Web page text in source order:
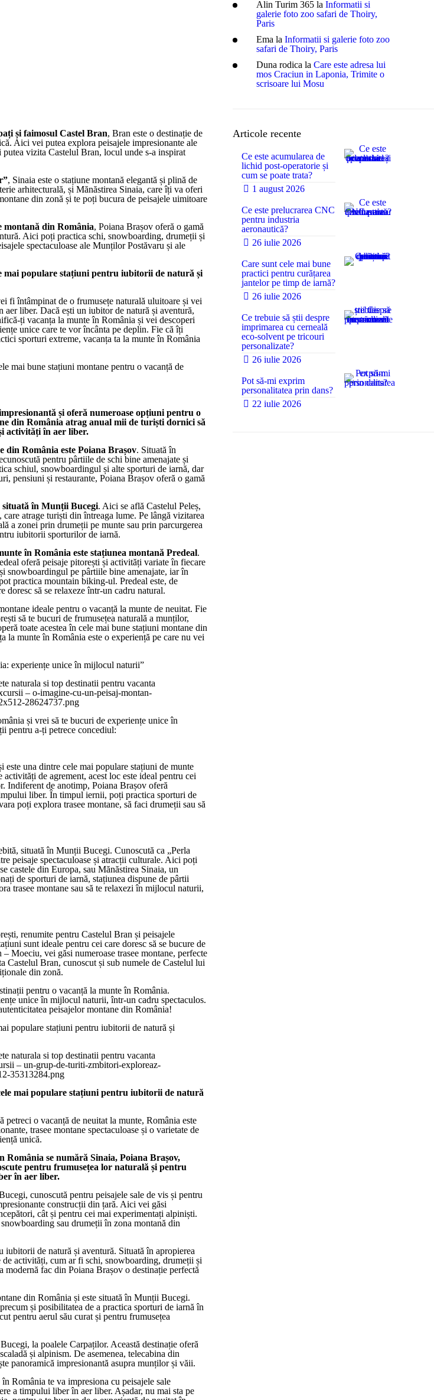
și faimosul Castel Bran, Bran este o destinație de
Aici vei putea explora peisajele impresionante ale
vizita Castelul Bran, locul unde s-a inspirat
, Sinaia este o stațiune montană elegantă și plină de
arhitecturală, și Mănăstirea Sinaia, care îți va oferi
din zonă și te poți bucura de peisajele uimitoare
montană din România, Poiana Brașov oferă o gamă
Aici poți practica schi, snowboarding, drumeții și
spectaculoase ale Munților Postăvaru și ale
mai populare stațiuni pentru iubitorii de natură și
fi întâmpinat de o frumusețe naturală uluitoare și vei
aer liber. Dacă ești un iubitor de natură și aventură,
ți vacanța la munte în România și vei descoperi
unice care te vor încânta pe deplin. Fie că îți
sporturi extreme, vacanța ta la munte în România
mai bune stațiuni montane pentru o vacanță de
și oferă numeroase opțiuni pentru o
din România atrag anual mii de turiști dornici să
activități în aer liber.
din România este Poiana Brașov. Situată în
pentru pârtiile de schi bine amenajate și
schiul, snowboardingul și alte sporturi de iarnă, dar
pensiuni și restaurante, Poiana Brașov oferă o gamă
situată în Munții Bucegi. Aici se află Castelul Peleș,
atrage turiști din întreaga lume. Pe lângă vizitarea
a zonei prin drumeții pe munte sau prin parcurgerea
iubitorii sporturilor de iarnă.
în România este stațiunea montană Predeal.
oferă peisaje pitorești și activități variate în fiecare
snowboardingul pe pârtiile bine amenajate, iar în
practica mountain biking-ul. Predeal este, de
doresc să se relaxeze într-un cadru natural.
ideale pentru o vacanță la munte de neuitat. Fie
să te bucuri de frumusețea naturală a munților,
toate acestea în cele mai bune stațiuni montane din
la munte în România este o experiență pe care nu vei
experiențe unice în mijlocul naturii”
și vrei să te bucuri de experiențe unice în
pentru a-ți petrece concediul:
una dintre cele mai populare stațiuni de munte
de agrement, acest loc este ideal pentru cei
Indiferent de anotimp, Poiana Brașov oferă
liber. În timpul iernii, poți practica sporturi de
poți explora trasee montane, să faci drumeții sau să
situată în Munții Bucegi. Cunoscută ca „Perla
peisaje spectaculoase și atracții culturale. Aici poți
castele din Europa, sau Mănăstirea Sinaia, un
de sporturi de iarnă, stațiunea dispune de pârtii
trasee montane sau să te relaxezi în mijlocul naturii,
renumite pentru Castelul Bran și peisajele
sunt ideale pentru cei care doresc să se bucure de
Moeciu, vei găsi numeroase trasee montane, perfecte
Castelul Bran, cunoscut și sub numele de Castelul lui
din zonă.
pentru o vacanță la munte în România.
unice în mijlocul naturii, într-un cadru spectaculos.
peisajelor montane din România!
populare stațiuni pentru iubitorii de natură și
mai populare stațiuni pentru iubitorii de natură
o vacanță de neuitat la munte, România este
trasee montane spectaculoase și o varietate de
unică.
se numără Sinaia, Poiana Brașov,
pentru frumusețea lor naturală și pentru
în aer liber.
cunoscută pentru peisajele sale de vis și pentru
construcții din țară. Aici vei găsi
cât și pentru cei mai experimentați alpiniști.
sau drumeții în zona montană din
iubitorii de natură și aventură. Situată în apropierea
de activități, cum ar fi schi, snowboarding, drumeții și
fac din Poiana Brașov o destinație perfectă
din România și este situată în Munții Bucegi.
și posibilitatea de a practica sporturi de iarnă în
pentru aerul său curat și pentru frumusețea
la poalele Carpaților. Această destinație oferă
și alpinism. De asemenea, telecabina din
panoramică impresionantă asupra munților și văii.
România te va impresiona cu peisajele sale
a timpului liber în aer liber. Așadar, nu mai sta pe
Alin Turim 365 la Informatii si
galerie foto zoo safari de Thoiry,
Paris
Ema la Informatii si galerie foto zoo
safari de Thoiry, Paris
Duna rodica la Care este adresa lui
mos Craciun in Laponia, Trimite o
scrisoare lui Mosu
Articole recente
Ce este acumularea de
lichid post-operatorie și
cum se poate trata?
1 august 2026
Ce este prelucrarea CNC
pentru industria
aeronautică?
26 iulie 2026
Care sunt cele mai bune
practici pentru curățarea
jantelor pe timp de iarnă?
26 iulie 2026
Ce trebuie să știi despre
imprimarea cu cerneală
eco-solvent pe tricouri
personalizate?
26 iulie 2026
Pot să-mi exprim
personalitatea prin dans?
22 iulie 2026